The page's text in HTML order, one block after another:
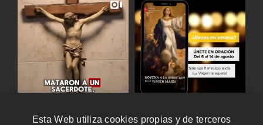
Esta Web utiliza cookies propias y de terceros